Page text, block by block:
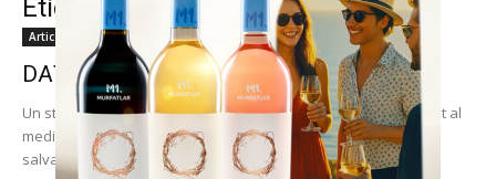
Etichetă: ciupercarie
Articole
DAȚI-I O ȘANSĂ LUI PAUL!
Un stupid accident la săniuş a făcut din Paul Bădărău un abonat al
medicilor. Când lucrurile păreau că se rezolvă, iar o operaţie
salvatoare...